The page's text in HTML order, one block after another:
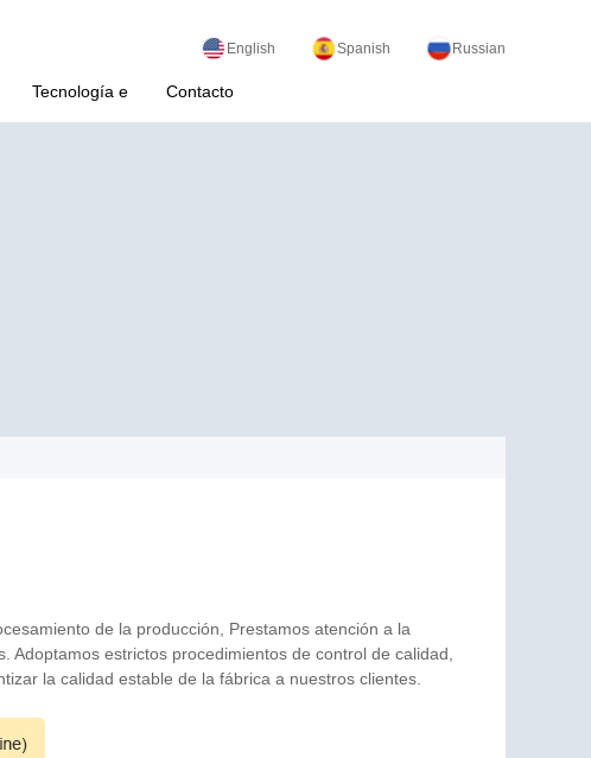
English Spanish Russian
Tecnología e Contacto
de la producción, Prestamos atención a la
estrictos procedimientos de control de calidad,
la calidad estable de la fábrica a nuestros clientes.